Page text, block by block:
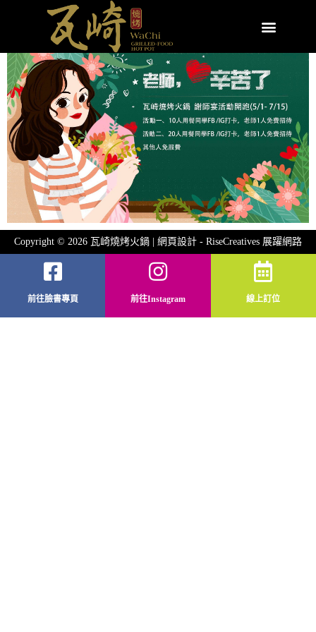
Copyright © 2026 瓦崎燒烤火鍋 | 網頁設計 - RiseCreatives 展躍網路
前往臉書專頁 前往Instagram 線上訂位